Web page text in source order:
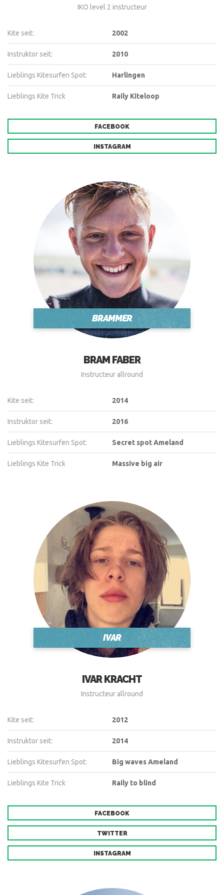
IKO level 2 instructeur
Kite seit: 2002
Instruktor seit: 2010
Lieblings Kitesurfen Spot: Harlingen
Lieblings Kite Trick Raily Kiteloop
FACEBOOK
INSTAGRAM
BRAMMER
BRAM FABER
Instructeur allround
Kite seit: 2014
Instruktor seit: 2016
Lieblings Kitesurfen Spot: Secret spot Ameland
Lieblings Kite Trick Massive big air
IVAR
IVAR KRACHT
Instructeur allround
Kite seit: 2012
Instruktor seit: 2014
Lieblings Kitesurfen Spot: Big waves Ameland
Lieblings Kite Trick Raily to blind
FACEBOOK
TWITTER
INSTAGRAM